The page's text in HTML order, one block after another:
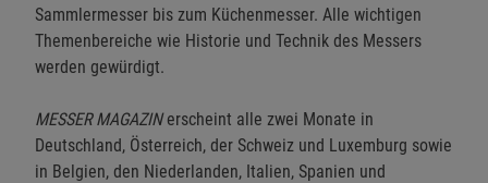
Sammlermesser bis zum Küchenmesser. Alle wichtigen
Themenbereiche wie Historie und Technik des Messers
werden gewürdigt.
MESSER MAGAZINerscheint alle zwei Monate in
Deutschland, Österreich, der Schweiz und Luxemburg sowie
in Belgien, den Niederlanden, Italien, Spanien und